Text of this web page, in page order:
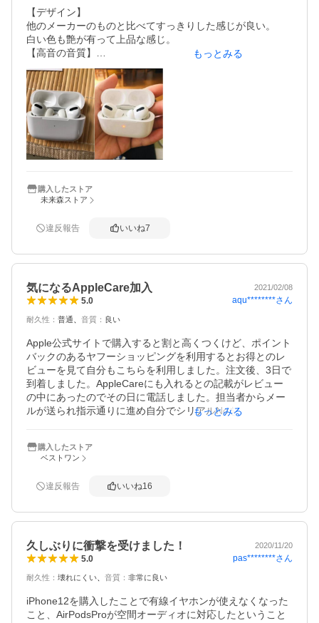
・会議中に話しかけられても、外部の音を聞く設定にして
いれば問題なく聞けました
【デザイン】
他のメーカーのものと比べてすっきりした感じが良い。
白い色も艶が有って上品な感じ。
【高音の音質】
少なくとも悪くはない
【低音の音質】
ちゃんと出ていると思う
【フィット感】
私の耳には非常に良い
【外音遮断性】
少し前のＳＯＮＹ製のものも持っているが、
それと比べてもＮＣはよく効く。
電車の走行音もあまり気にならない。
もっとも、慣れてしまうと外の音もそれなりに聞こえる
【音漏れ防止】
【携帯性】
表面がツルツルしているので冬場はケースから取り出しに
くいことが多い。
方がいいと思う。
【総評】
ＮＣ機能がよく、デザインが良い物ということで選びまし
たが、
大正解でした。
新しいこともありますが、電池の持続時間も長く
昼食時に３０分ほどケースに入れておいたらトータルで
８時間以上もちました（電池残あり）。
音質に関しては評価がよくわかりません。
でも人の会話の声に関しては良いです。
もっとみる
購入したストア
未来森ストア
違反報告 いいね7
気になるAppleCare加入 2021/02/08
5.0 aqu********さん
耐久性 ： 普通 音質 ： 良い
Apple公式サイトで購入すると割と高くつくけど、ポイント
バックのあるヤフーショッピングを利用するとお得とのレ
ビューを見て自分もこちらを利用しました。注文後、3日で
到着しました。AppleCareにも入れるとの記載がレビュー
の中にあったのでその日に電話しました。担当者からメー
ルが送られ指示通りに進め自分でシリアルNoを入力...ここ
トの方に入力してもらうもやはりダメ。違う部署の担当に
代わってもらい購入店舗の領収書を送信、再度シリアルNO
ードの入力と住所を記入して無事にAppleCareに入れまし
ータッチらしく、このような事が起きると教えてもらいま
で買った方がいいかと。少しでも安く買いたい、電話のや
り取りもOK！という方にはおすすめします。これまでJabr
aやSONYを使っていましたが、iphoneとの相性なのかノイ
もっとみる
購入したストア
ベストワン
違反報告 いいね16
久しぶりに衝撃を受けました！ 2020/11/20
5.0 pas********さん
耐久性 ： 壊れにくい 音質 ： 非常に良い
iPhone12を購入したことで有線イヤホンが使えなくなった
こと、AirPodsProが空間オーディオに対応したということ